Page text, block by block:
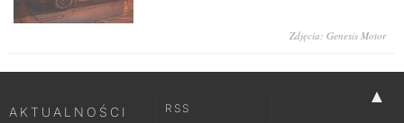
Zdjęcia: Genesis Motor
▲
AKTUALNOŚCI
RSS